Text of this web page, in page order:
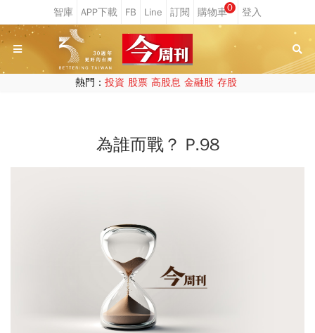
0
熱門： 投資 股票 高股息 金融股 存股
為誰而戰？ P.98